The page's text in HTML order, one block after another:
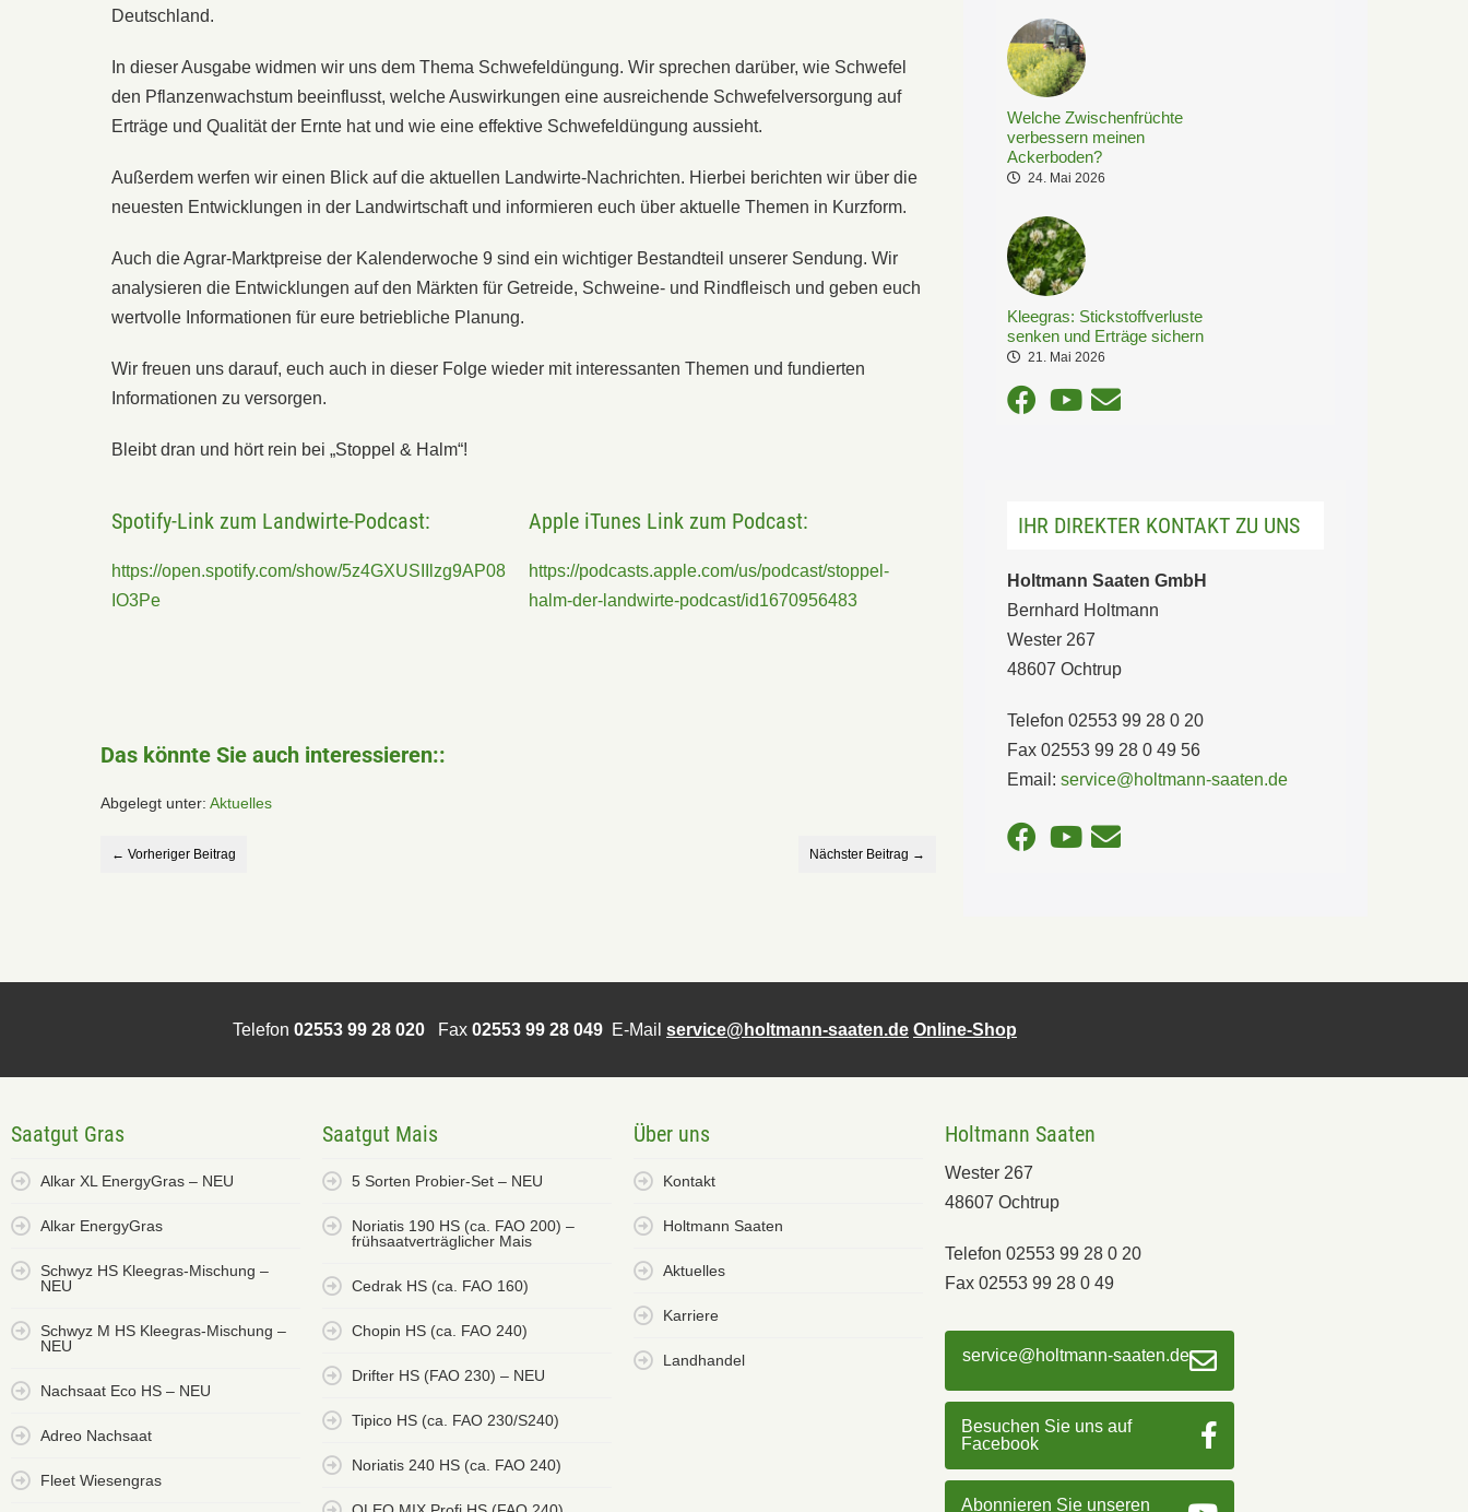
Deutschland.
In dieser Ausgabe widmen wir uns dem Thema Schwefeldüngung. Wir sprechen darüber, wie Schwefel
den Pflanzenwachstum beeinflusst, welche Auswirkungen eine ausreichende Schwefelversorgung auf
Erträge und Qualität der Ernte hat und wie eine effektive Schwefeldüngung aussieht.
Außerdem werfen wir einen Blick auf die aktuellen Landwirte-Nachrichten. Hierbei berichten wir über die
neuesten Entwicklungen in der Landwirtschaft und informieren euch über aktuelle Themen in Kurzform.
Auch die Agrar-Marktpreise der Kalenderwoche 9 sind ein wichtiger Bestandteil unserer Sendung. Wir
analysieren die Entwicklungen auf den Märkten für Getreide, Schweine- und Rindfleisch und geben euch
wertvolle Informationen für eure betriebliche Planung.
Wir freuen uns darauf, euch auch in dieser Folge wieder mit interessanten Themen und fundierten
Informationen zu versorgen.
Bleibt dran und hört rein bei „Stoppel & Halm“!
Spotify-Link zum Landwirte-Podcast:
https://open.spotify.com/show/5z4GXUSIIlzg9AP08
IO3Pe
Apple iTunes Link zum Podcast:
https://podcasts.apple.com/us/podcast/stoppel-
halm-der-landwirte-podcast/id1670956483
Das könnte Sie auch interessieren::
Abgelegt unter: Aktuelles
← Vorheriger Beitrag Nächster Beitrag →
Welche Zwischenfrüchte
verbessern meinen
Ackerboden?
24. Mai 2026
Kleegras: Stickstoffverluste
senken und Erträge sichern
21. Mai 2026
IHR DIREKTER KONTAKT ZU UNS
Holtmann Saaten GmbH
Bernhard Holtmann
Wester 267
48607 Ochtrup
Telefon 02553 99 28 0 20
Fax 02553 99 28 0 49 56
Email: service@holtmann-saaten.de
Telefon 02553 99 28 020 Fax 02553 99 28 049 E-Mail service@holtmann-saaten.de Online-Shop
Saatgut Gras
Alkar XL EnergyGras – NEU
Alkar EnergyGras
Schwyz HS Kleegras-Mischung –
NEU
Schwyz M HS Kleegras-Mischung –
NEU
Nachsaat Eco HS – NEU
Adreo Nachsaat
Fleet Wiesengras
Saatgut Mais
5 Sorten Probier-Set – NEU
Noriatis 190 HS (ca. FAO 200) –
frühsaatverträglicher Mais
Cedrak HS (ca. FAO 160)
Chopin HS (ca. FAO 240)
Drifter HS (FAO 230) – NEU
Tipico HS (ca. FAO 230/S240)
Noriatis 240 HS (ca. FAO 240)
Über uns
Kontakt
Holtmann Saaten
Aktuelles
Karriere
Landhandel
Holtmann Saaten
Wester 267
48607 Ochtrup
Telefon 02553 99 28 0 20
Fax 02553 99 28 0 49
service@holtmann-saaten.de
Besuchen Sie uns auf
Facebook
Abonnieren Sie unseren